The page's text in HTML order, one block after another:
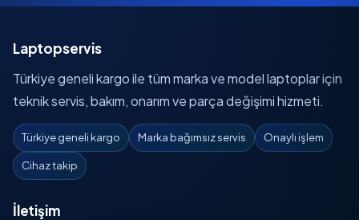
Laptopservis
Türkiye geneli kargo ile tüm marka ve model laptoplar için
teknik servis, bakım, onarım ve parça değişimi hizmeti.
Türkiye geneli kargo Marka bağımsız servis Onaylı işlem
Cihaz takip
İletişim